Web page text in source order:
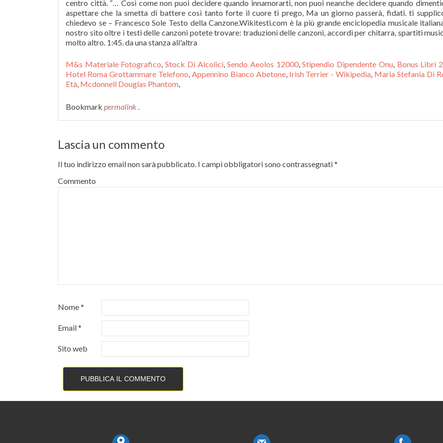
M&s Materiale Fotografico,Stock Di Alcolici,Sendo Aeolos 12000,Stipendio Dipendente Onu, Bonus Libri
Hotel Roma Grottammare Telefono, Appennino Bianco Abetone, Irish Terrier - Wikipedia, Maria Stefania Di
Età, Mcdonnell Douglas Phantom,
Bookmark permalink .
Lascia un commento
Il tuo indirizzo email non sarà pubblicato. I campi obbligatori sono contrassegnati*
Commento
Nome*
Email*
Sito web